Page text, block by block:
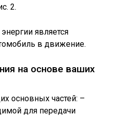
2.
является
в движение.
на основе ваших
основных частей: –
для передачи